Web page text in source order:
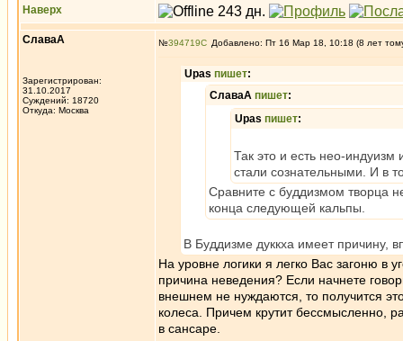
Наверх
СлаваА
Зарегистрирован:
31.10.2017
Суждений: 18720
Откуда: Москва
№394719 Добавлено: Пт 16 Мар 18, 10:18 (8 лет
Upas пишет:
СлаваА пишет:
Upas пишет:
Так это и есть нео-
стали сознательными. И в
Сравните с буддизмом творца
конца следующей кальпы.
В Буддизме дуккха имеет причину,
На уровне логики я легко Вас загоню в
причина неведения? Если начнете
внешнем не нуждаются, то получится
колеса. Причем крутит бессмысленно,
в сансаре.